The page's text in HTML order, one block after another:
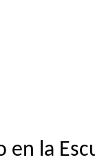
en la